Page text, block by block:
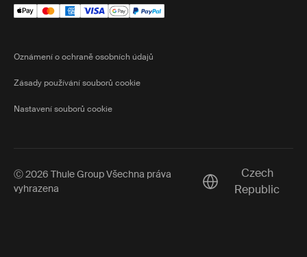
Oznámení o ochraně osobních údajů
Zásady používání souborů cookie
Nastavení souborů cookie
Ⓒ 2026 Thule Group Všechna práva
vyhrazena
Current market/
Czech
Republic